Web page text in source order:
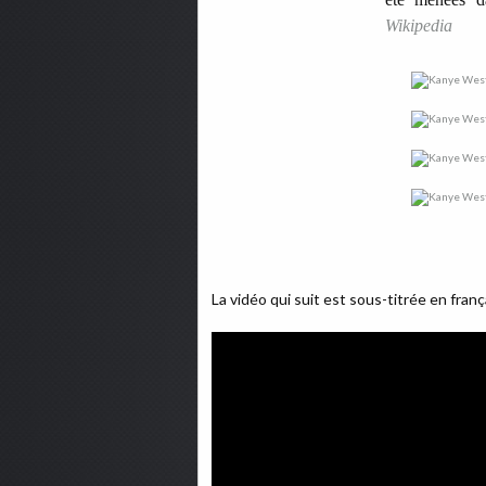
Wikipedia
La vidéo qui suit est sous-titrée en